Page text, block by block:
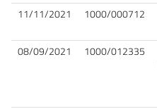
11/11/2021 1000/000712
08/09/2021 1000/012335